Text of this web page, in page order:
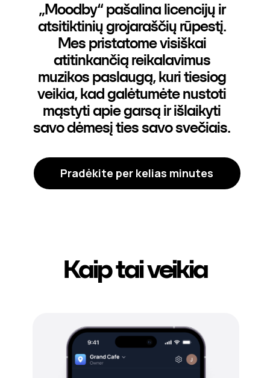
„Moodby“ pašalina licencijų ir
atsitiktinių grojaraščių rūpestį.
Mes pristatome visiškai
atitinkančią reikalavimus
muzikos paslaugą, kuri tiesiog
veikia, kad galėtumėte nustoti
mąstyti apie garsą ir išlaikyti
savo dėmesį ties savo svečiais.
Pradėkite per kelias minutes
Kaip tai veikia